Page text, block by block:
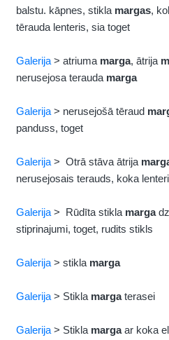
balstu. kāpnes, stikla margas,
tērauda lenteris, sia toget
Galerija > atriuma marga, ātrija
nerusejosa terauda marga
Galerija > nerusejošā tēraud
panduss, toget
Galerija > Otrā stāva ātrija
nerusejosais terauds, koka
Galerija > Rūdīta stikla marga
stiprinajumi, toget, rudits stikls
Galerija > stikla marga
Galerija > Stikla margaterasei
Galerija > Stikla margaar koka